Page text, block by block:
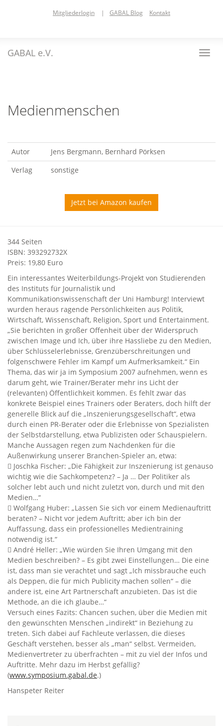
Mitgliederlogin | GABAL Blog Kontakt
GABAL e.V.
Medienmenschen
Autor
Jens Bergmann, Bernhard Pörksen
Verlag
sonstige
Jetzt bei Amazon kaufen
344 Seiten
ISBN: 393292732X
Preis: 19,80 Euro
Ein interessantes Weiterbildungs-Projekt von Studierenden
des Instituts für Journalistik und
Kommunikationswissenschaft der Uni Hamburg! Interviewt
wurden heraus ragende Persönlichkeiten aus Politik,
Wirtschaft, Wissenschaft, Religion, Sport und Entertainment.
„Sie berichten in großer Offenheit über der Widerspruch
zwischen Image und Ich, über ihre Hassliebe zu den Medien,
über Schlüsselerlebnisse, Grenzüberschreitungen und
folgenschwere Fehler im Kampf um Aufmerksamkeit.“ Ein
Thema, das wir ja im Symposium 2007 aufnehmen, wenn es
darum geht, wie Trainer/Berater mehr ins Licht der
(relevanten) Öffentlichkeit kommen. Es fehlt zwar das
konkrete Beispiel eines Trainers oder Beraters, doch hilft der
generelle Blick auf die „Inszenierungsgesellschaft“, etwa
durch einen PR-Berater oder die Erlebnisse von Spezialisten
der Selbstdarstellung, etwa Publizisten oder Schauspielern.
Manche Aussagen regen zum Nachdenken für die
Außenwirkung unserer Branchen-Spieler an, etwa:
 Joschka Fischer: „Die Fähigkeit zur Inszenierung ist genauso
wichtig wie die Sachkompetenz? – Ja … Der Politiker als
solcher lebt auch und nicht zuletzt von, durch und mit den
Medien…“
 Wolfgang Huber: „Lassen Sie sich vor einem Medienauftritt
beraten? – Nicht vor jedem Auftritt; aber ich bin der
Auffassung, dass ein professionelles Medientraining
notwendig ist.“
 André Heller: „Wie würden Sie Ihren Umgang mit den
Medien beschreiben? – Es gibt zwei Einstellungen… Die eine
ist, dass man sie verachtet und sagt „Ich missbrauche euch
als Deppen, die für mich Publicity machen sollen“ – die
andere ist, eine Art Partnerschaft anzubieten. Das ist die
Methode, an die ich glaube…“
Versuch eines Fazits: Chancen suchen, über die Medien mit
den gewünschten Menschen „indirekt“ in Beziehung zu
treten. Sich dabei auf Fachleute verlassen, die dieses
Geschäft verstehen, besser als „man“ selbst. Vermeiden,
Medienvertreter zu überfrachten – mit zu viel der Infos und
Auftritte. Mehr dazu im Herbst gefällig?
(www.symposium.gabal.de.)
Hanspeter Reiter